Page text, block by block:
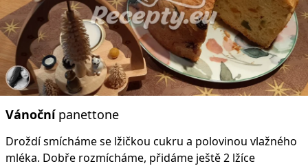
Vánočnípanettone
Droždí smícháme se lžičkou cukru a polovinou vlažného
mléka. Dobře rozmícháme, přidáme ještě 2 lžíce